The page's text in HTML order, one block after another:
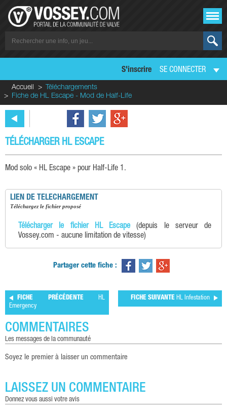
S'inscrire SE CONNECTER
Accueil
Téléchargements
Fiche de HL Escape - Mod de Half-Life
TÉLÉCHARGER HL ESCAPE
Mod solo « HL Escape » pour Half-Life 1.
LIEN DE TELECHARGEMENT
téléchargez le fichier proposé
Télécharger le fichier HL Escape(depuis le serveur de
Vossey.com - aucune limitation de vitesse)
Partager cette fiche :
FICHE PRÉCÉDENTEHL
Emergency
FICHE SUIVANTE HL Infestation
COMMENTAIRES
les messages de la communauté
Soyez le premier à laisser un commentaire
LAISSEZ UN COMMENTAIRE
donnez vous aussi votre avis